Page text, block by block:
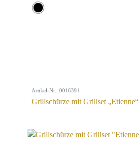
Artikel-Nr.: 0016391
Grillschürze mit Grillset „Etienne“